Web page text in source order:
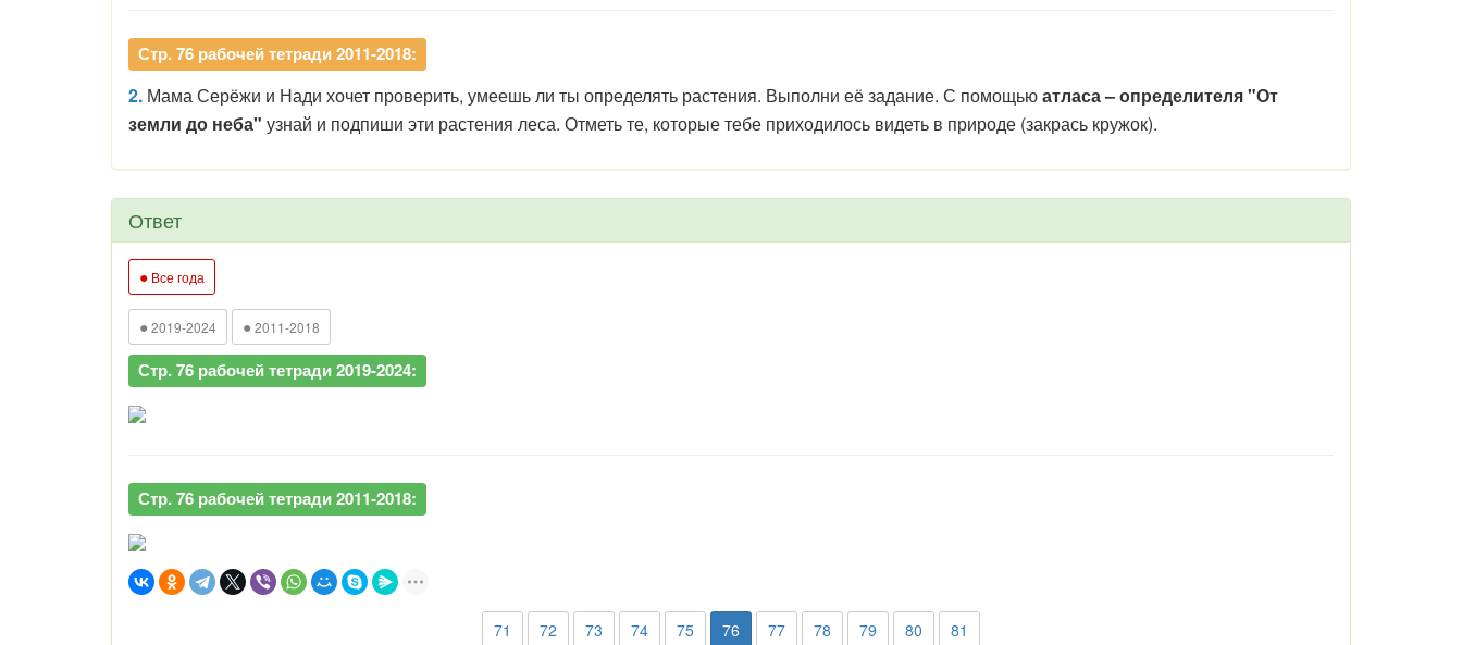
Стр. 76 рабочей тетради 2011-2018:
2. Мама Серёжи и Нади хочет проверить, умеешь ли ты определять растения. Выполни её задание. С помощьюатласа – определителя "От
земли до неба" узнай и подпиши эти растения леса. Отметь те, которые тебе приходилось видеть в природе (закрась кружок).
Ответ
● Все года
● 2019-2024 ● 2011-2018
Стр. 76 рабочей тетради 2019-2024:
Стр. 76 рабочей тетради 2011-2018:
71 72 73 74 75 76 77 78 79 80 81